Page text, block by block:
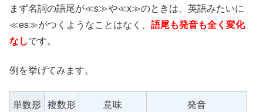
まず名詞の語尾が≪s≫や≪x≫のときは、英語みたいに
≪es≫がつくようなことはなく、 語尾も発音も全く 変化
なしです。
例を挙げてみます。
単数形 複数形 意味
発音